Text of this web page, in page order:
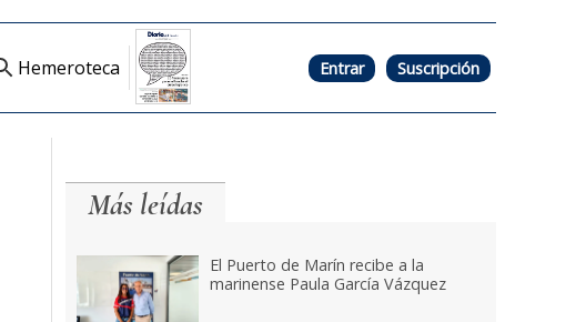
Hemeroteca Entrar Suscripción
Más leídas
El Puerto de Marín recibe a la
marinense Paula García Vázquez